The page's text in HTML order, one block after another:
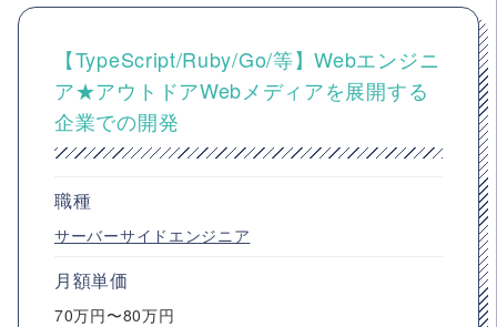
【TypeScript/Ruby/Go/等】Webエンジニ
ア★アウトドアWebメディアを展開する
企業での開発
職種
サーバーサイドエンジニア
月額単価
70万円〜80万円